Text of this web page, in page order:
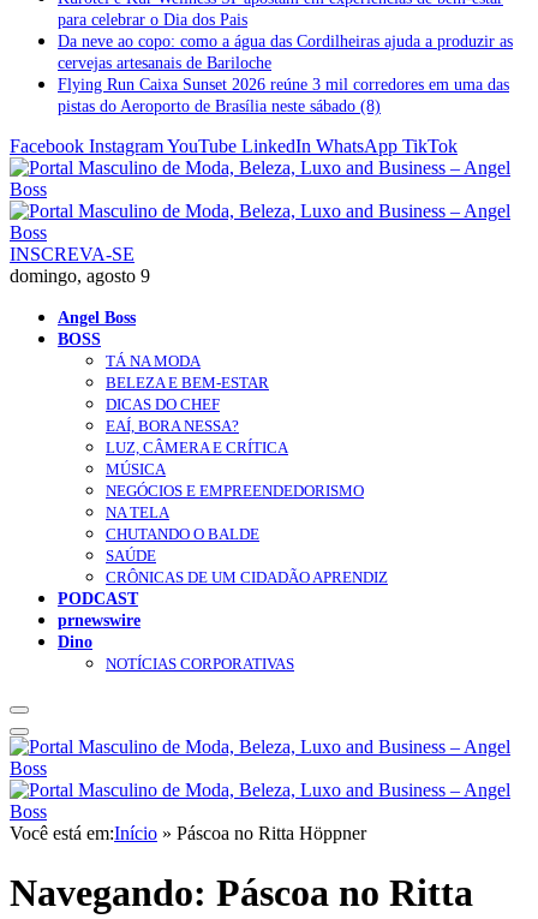
para celebrar o Dia dos Pais
Da neve ao copo: como a água das Cordilheiras ajuda a produzir as
cervejas artesanais de Bariloche
Flying Run Caixa Sunset 2026 reúne 3 mil corredores em uma das
pistas do Aeroporto de Brasília neste sábado (8)
Facebook InstagramYouTube LinkedIn WhatsApp TikTok
INSCREVA-SE
domingo, agosto 9
Angel Boss
BOSS
TÁ NA MODA
BELEZA E BEM-ESTAR
DICAS DO CHEF
EAÍ, BORA NESSA?
LUZ, CÂMERA E CRÍTICA
MÚSICA
NEGÓCIOS E EMPREENDEDORISMO
NA TELA
CHUTANDO O BALDE
SAÚDE
CRÔNICAS DE UM CIDADÃO APRENDIZ
PODCAST
prnewswire
Dino
NOTÍCIAS CORPORATIVAS
Você está em:Início » Páscoa no Ritta Höppner
Navegando: Páscoa no Ritta